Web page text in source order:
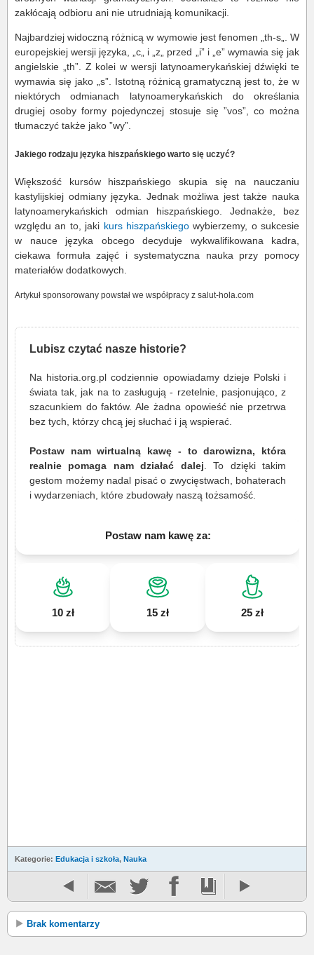
zakłócają odbioru ani nie utrudniają komunikacji.
Najbardziej widoczną różnicą w wymowie jest fenomen „th-s„. W
europejskiej wersji języka, „c„ i „z„ przed „i” i „e” wymawia się jak
angielskie „th”. Z kolei w wersji latynoamerykańskiej dźwięki te
wymawia się jako „s”. Istotną różnicą gramatyczną jest to, że w
niektórych odmianach latynoamerykańskich do określania
drugiej osoby formy pojedynczej stosuje się ”vos”, co można
tłumaczyć także jako ”wy”.
Jakiego rodzaju języka hiszpańskiego warto się uczyć?
Większość kursów hiszpańskiego skupia się na nauczaniu
kastylijskiej odmiany języka. Jednak możliwa jest także nauka
latynoamerykańskich odmian hiszpańskiego. Jednakże, bez
względu an to, jaki kurs hiszpańskiegowybierzemy, o sukcesie
w nauce języka obcego decyduje wykwalifikowana kadra,
ciekawa formuła zajęć i systematyczna nauka przy pomocy
materiałów dodatkowych.
Artykuł sponsorowany powstał we współpracy z salut-hola.com
Lubisz czytać nasze historie?
Na historia.org.pl codziennie opowiadamy dzieje Polski i
świata tak, jak na to zasługują - rzetelnie, pasjonująco, z
szacunkiem do faktów. Ale żadna opowieść nie przetrwa
bez tych, którzy chcą jej słuchać i ją wspierać.
Postaw nam wirtualną kawę - to darowizna, która
realnie pomaga nam działać dalej. To dzięki takim
gestom możemy nadal pisać o zwycięstwach, bohaterach
i wydarzeniach, które zbudowały naszą tożsamość.
Postaw nam kawę za:
10 zł 15 zł 25 zł
Kategorie: Edukacja i szkoła, Nauka
Brak komentarzy